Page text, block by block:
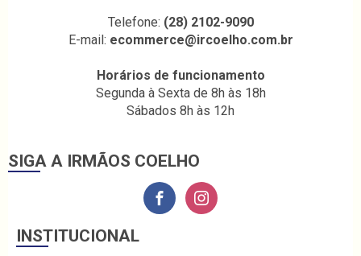
Telefone: (28) 2102-9090
E-mail: ecommerce@ircoelho.com.br
Horários de funcionamento
Segunda à Sexta de 8h às 18h
Sábados 8h às 12h
SIGA A IRMÃOS COELHO
INSTITUCIONAL